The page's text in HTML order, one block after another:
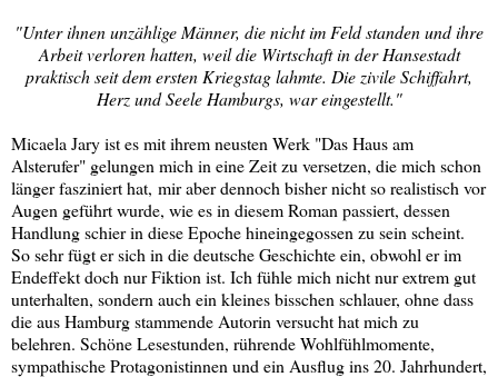
"Unter ihnen unzählige Männer, die nicht im Feld standen und ihre
Arbeit verloren hatten, weil die Wirtschaft in der Hansestadt
praktisch seit dem ersten Kriegstag lahmte. Die zivile Schiffahrt,
Herz und Seele Hamburgs, war eingestellt."
Micaela Jary ist es mit ihrem neusten Werk "Das Haus am
Alsterufer" gelungen mich in eine Zeit zu versetzen, die mich schon
länger fasziniert hat, mir aber dennoch bisher nicht so realistisch vor
Augen geführt wurde, wie es in diesem Roman passiert, dessen
Handlung schier in diese Epoche hineingegossen zu sein scheint.
So sehr fügt er sich in die deutsche Geschichte ein, obwohl er im
Endeffekt doch nur Fiktion ist. Ich fühle mich nicht nur extrem gut
unterhalten, sondern auch ein kleines bisschen schlauer, ohne dass
die aus Hamburg stammende Autorin versucht hat mich zu
belehren. Schöne Lesestunden, rührende Wohlfühlmomente,
sympathische Protagonistinnen und ein Ausflug ins 20. Jahrhundert,